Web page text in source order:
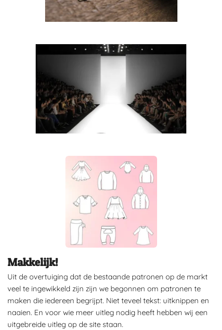
Makkelijk!
Uit de overtuiging dat de bestaande patronen op de markt
veel te ingewikkeld zijn zijn we begonnen om patronen te
maken die iedereen begrijpt. Niet teveel tekst: uitknippen en
naaien. En voor wie meer uitleg nodig heeft hebben wij een
uitgebreide uitleg op de site staan.